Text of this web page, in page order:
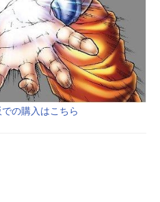
の購入はこちら